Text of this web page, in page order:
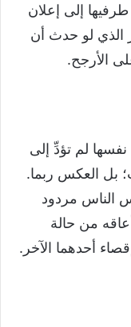
إلى إعلان
الذي لو حدث أن
الأرجح.
لم تؤدِّ إلى
بل العكس ربما.
الناس مردود
أعاقه من حالة
أحدهما الآخر.